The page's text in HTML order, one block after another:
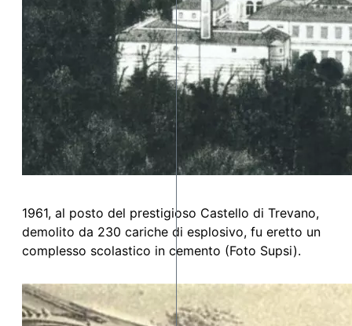
1961, al posto del prestigioso Castello di Trevano,
demolito da 230 cariche di esplosivo, fu eretto un
complesso scolastico in cemento (Foto Supsi).